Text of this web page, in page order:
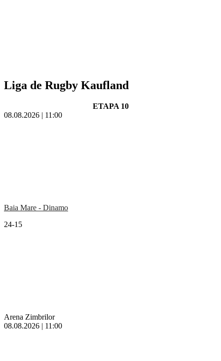
Liga de Rugby Kaufland
ETAPA 10
08.08.2026 | 11:00
Baia Mare - Dinamo
24-15
Arena Zimbrilor
08.08.2026 | 11:00